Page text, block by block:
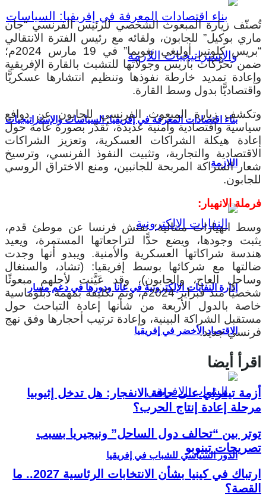
بناء اقتصادات المعرفة في إفريقيا: السياسات والإستراتيجيات
اللازمة
إدارة النفايات الإلكترونية في غانا ودورها في دعم مسار
الاقتصاد الأخضر في إفريقيا
الدور السياسي للشباب في إفريقيا
تُصنّف زيارة المبعوث الشخصي للرئيس الفرنسي “جان
ماري بوكيل” للجابون، ولقائه مع رئيس الفترة الانتقالي
“بريس كلوتير أوليغي نغويما” في 19 مارس 2024م؛
ضمن تحرُّكات باريس وجولاتها للتشبث بالقارة الإفريقية
وإعادة تمديد خارطة نفوذها وتنظيم انتشارها عسكريًّا
واقتصاديًّا بدول وسط القارة.
وتكشف زيارة المبعوث الفرنسي للجابون عن دوافع
سياسية واقتصادية وأمنية عديدة، تُقدّر بصورة عامة حول
إعادة هيكلة الشراكات العسكرية، وتعزيز الشراكات
الاقتصادية والتجارية، وتثبيت النفوذ الفرنسي، وترسيخ
شعار الشراكة المربحة للجانبين، ومنع الاختراق الروسي
للجابون.
فرملة الانهيار:
وسط انهيارات متتالية؛ تفتش فرنسا عن موطئ قدم،
يثبت وجودها، ويضع حدًّا لتراجعاتها المستمرة، ويعيد
هندسة شراكاتها العسكرية والأمنية. ويبدو أنها وجدت
ضالتها مع شركائها بوسط إفريقيا: (تشاد، والسنغال
وساحل العاج، والجابون)، وقد عَيَّنت لأجلهم مبعوثًا
شخصيًّا منذ فبراير 2024م، وتم تكليفه بمهمة دبلوماسية
خاصة بالدول الأربعة من شأنها إعادة التباحث حول
مستقبل الشراكة البينية، وإعادة ترتيب أحجارها وفق نهج
فرنسي جديد.
اقرأ أيضا
أزمة تيغراي على حافة الانفجار: هل تدخل إثيوبيا
مرحلة إعادة إنتاج الحرب؟
توتر بين “تحالف دول الساحل” ونيجيريا بسبب
تصريحات تينوبو
ارتباك في كينيا بشأن الانتخابات الرئاسية 2027.. ما
القصة؟